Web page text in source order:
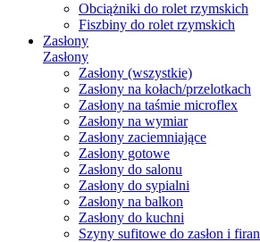
Obciążniki do rolet rzymskich
Fiszbiny do rolet rzymskich
Zasłony
Zasłony
Zasłony (wszystkie)
Zasłony na kołach/przelotkach
Zasłony na taśmie microflex
Zasłony na wymiar
Zasłony zaciemniające
Zasłony gotowe
Zasłony do salonu
Zasłony do sypialni
Zasłony na balkon
Zasłony do kuchni
Szyny sufitowe do zasłon i firan